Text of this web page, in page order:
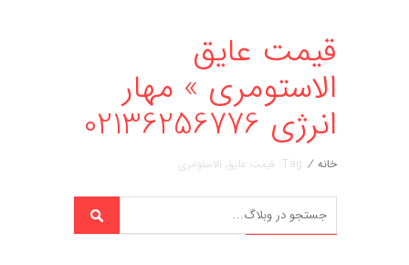
قیمت عایق
الاستومری » مهار
انرژی 02136256776
خانه / Tag: قیمت عایق الاستومری